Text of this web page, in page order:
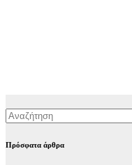
Πρόσφατα άρθρα